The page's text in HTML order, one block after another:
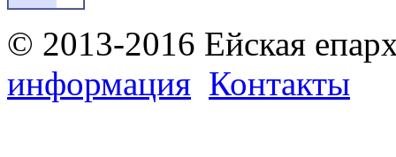
© 2013-2016 Ейская
информация Контакты